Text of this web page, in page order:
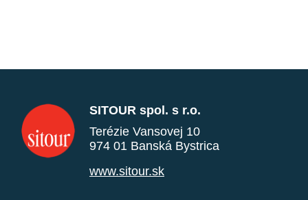
SITOUR spol. s r.o.
Terézie Vansovej 10
974 01 Banská Bystrica
www.sitour.sk